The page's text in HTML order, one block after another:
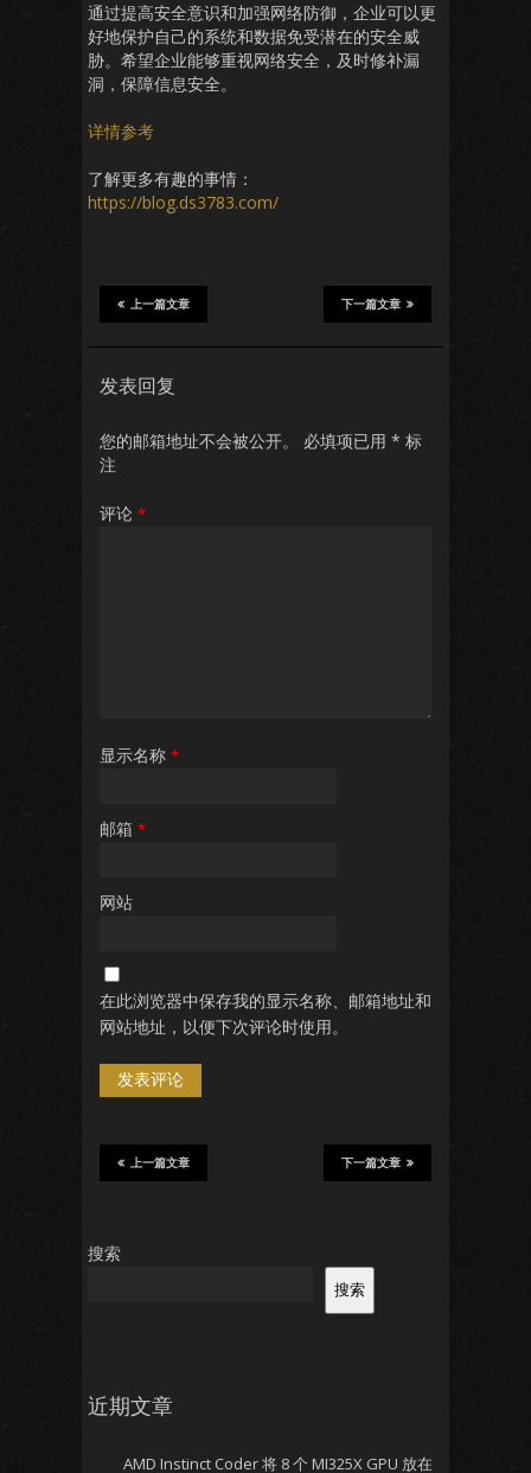
通过提高安全意识和加强网络防御，企业可以更
好地保护自己的系统和数据免受潜在的安全威
胁。希望企业能够重视网络安全，及时修补漏
洞，保障信息安全。
详情参考
了解更多有趣的事情：
https://blog.ds3783.com/
下一篇文章
上一篇文章
发表回复
您的邮箱地址不会被公开。 必填项已用 * 标
注
评论 *
显示名称 *
邮箱 *
网站
在此浏览器中保存我的显示名称、邮箱地址和
网站地址，以便下次评论时使用。
下一篇文章
上一篇文章
搜索
搜索
近期文章
AMD Instinct Coder 将 8 个 MI325X GPU 放在